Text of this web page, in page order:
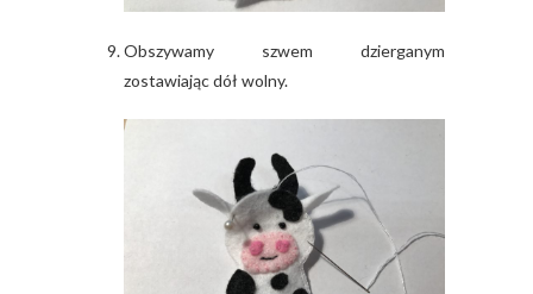
Obszywamy szwem dzierganym
zostawiając dół wolny.